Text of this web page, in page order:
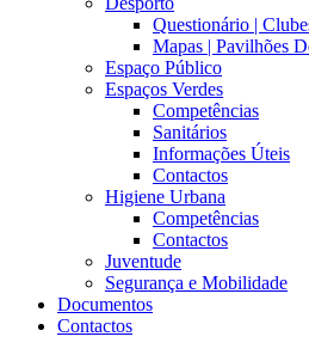
Questionário |
Mapas | Pavilhões
Espaço Público
Espaços Verdes
Competências
Sanitários
Informações Úteis
Contactos
Higiene Urbana
Competências
Contactos
Juventude
Segurança e Mobilidade
Documentos
Contactos